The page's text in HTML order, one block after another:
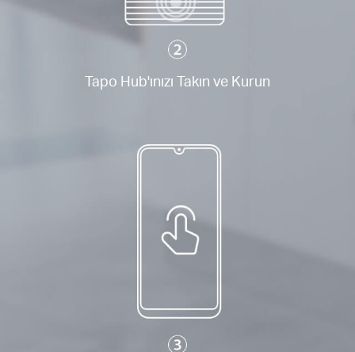
Tapo Hub'ınızı Takın ve Kurun